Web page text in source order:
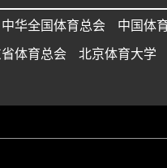
中华全国体育总会 中国体
体育总会 北京体育大学